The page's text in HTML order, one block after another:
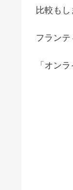
比較もし
フラン
「オン